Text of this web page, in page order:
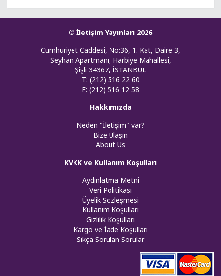
© İletişim Yayınları 2026
Cumhuriyet Caddesi, No:36, 1. Kat, Daire 3,
Seyhan Apartmanı, Harbiye Mahallesi,
Şişli 34367, İSTANBUL
T: (212) 516 22 60
F: (212) 516 12 58
Hakkımızda
Neden "İletişim" var?
Bize Ulaşın
About Us
KVKK ve Kullanım Koşulları
Aydınlatma Metni
Veri Politikası
Üyelik Sözleşmesi
Kullanım Koşulları
Gizlilik Koşulları
Kargo ve İade Koşulları
Sıkça Sorulan Sorular